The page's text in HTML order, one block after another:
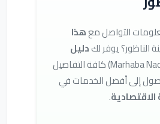
التواصل معهذا
الناظور؟ يوفر لكدليل
(Marhaba Nador) كافة التفاصيل
إلى أفضل الخدمات في
.